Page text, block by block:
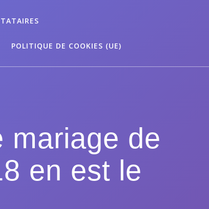
POLITIQUE DE COOKIES (UE)
mariage de
en est le